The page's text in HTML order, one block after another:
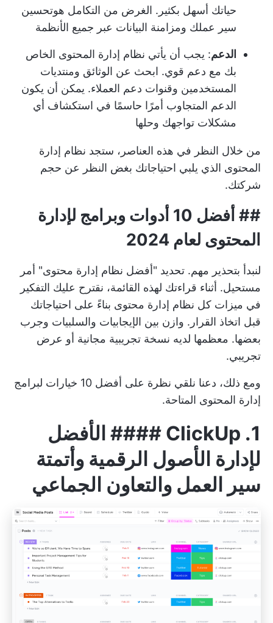
حياتك أسهل بكثير. الغرض من التكامل هوتحسين
سير عملك ومزامنة البيانات عبر جميع الأنظمة
الدعم: يجب أن يأتي نظام إدارة المحتوى الخاص
بك مع دعم قوي. ابحث عن الوثائق ومنتديات
المستخدمين وقنوات دعم العملاء. يمكن أن يكون
الدعم المتجاوب أمرًا حاسمًا في استكشاف أي
مشكلات تواجهك وحلها
من خلال النظر في هذه العناصر، ستجد نظام إدارة
المحتوى الذي يلبي احتياجاتك بغض النظر عن حجم
شركتك.
## أفضل 10 أدوات وبرامج لإدارة
المحتوى لعام 2024
لنبدأ بتحذير مهم. تحديد "أفضل نظام إدارة محتوى" أمر
مستحيل. أثناء قراءتك لهذه القائمة، نقترح عليك التفكير
في ميزات كل نظام إدارة محتوى بناءً على احتياجاتك
قبل اتخاذ القرار. وازن بين الإيجابيات والسلبيات وجرب
بعضها. معظمها لديه نسخة تجريبية مجانية أو عرض
تجريبي.
ومع ذلك، دعنا نلقي نظرة على أفضل 10 خيارات لبرامج
إدارة المحتوى المتاحة.
1.
ClickUp #### الأفضل
لإدارة الأصول الرقمية وأتمتة
سير العمل والتعاون الجماعي